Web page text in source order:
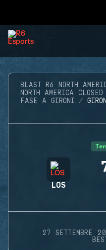
BLAST R6 NORTH
NORTH AMERICA
FASE A GIRONI
LOS
27 SETTEMBRE